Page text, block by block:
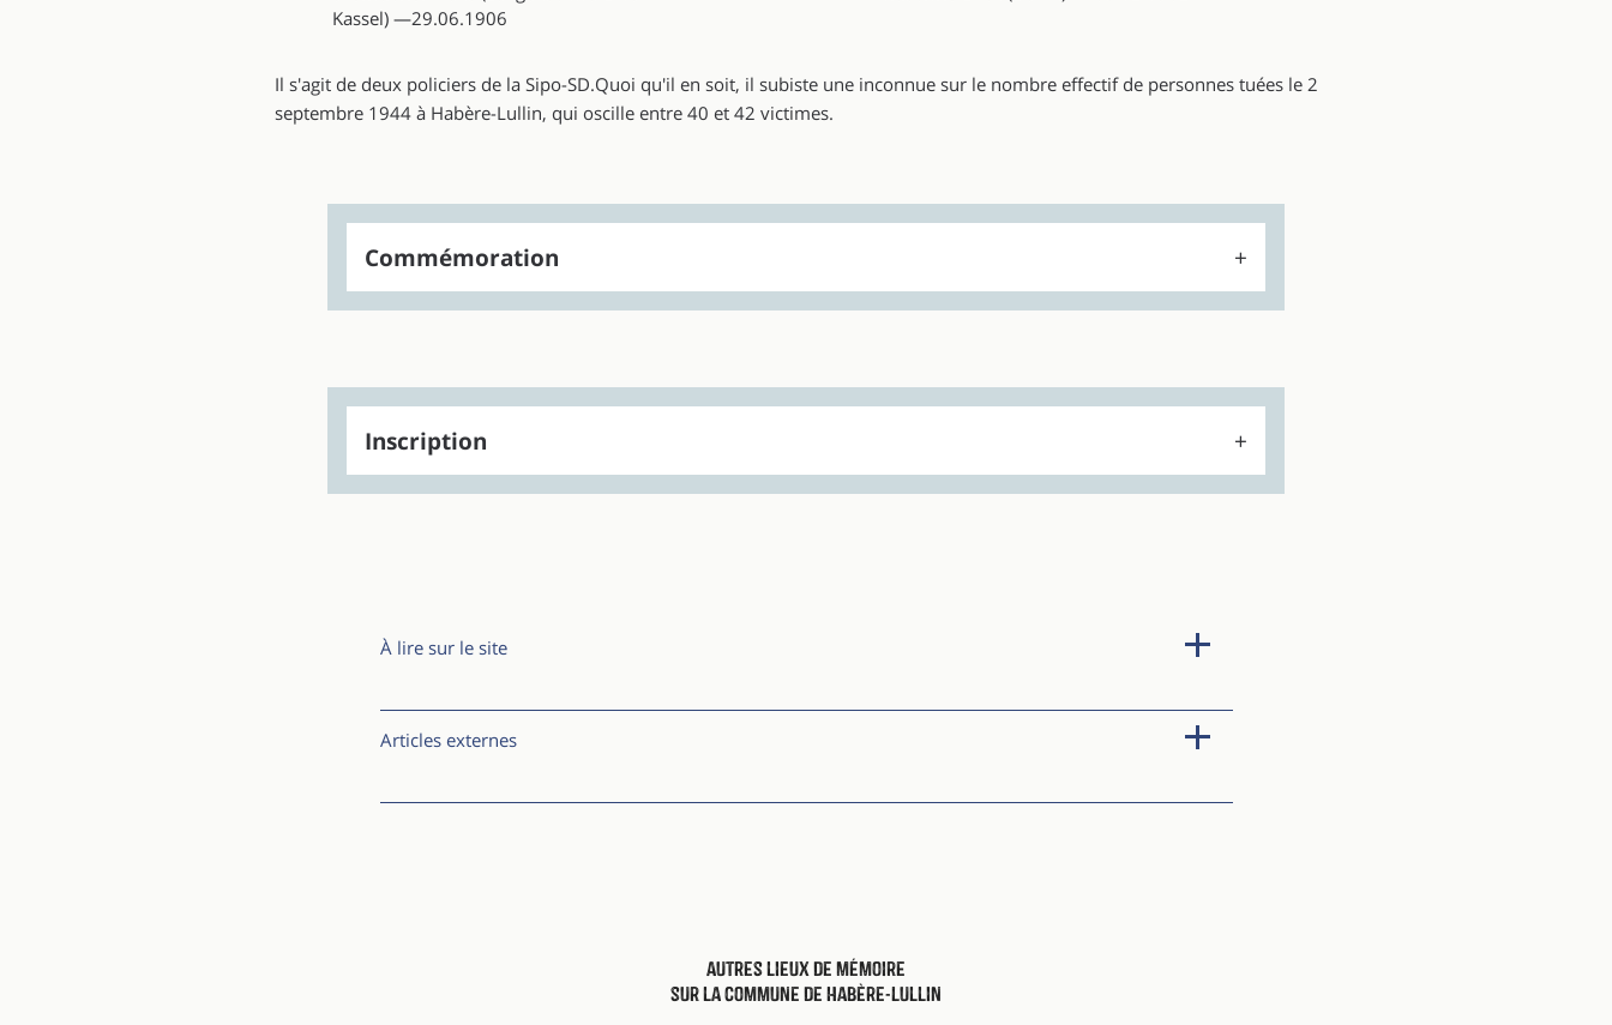
Kassel) —29.06.1906
Il s'agit de deux policiers de la Sipo-SD.Quoi qu'il en soit, il subiste une inconnue sur le nombre effectif de personnes tuées le 2
septembre 1944 à Habère-Lullin, qui oscille entre 40 et 42 victimes.
Commémoration
Inscription
À lire sur le site
Articles externes
Autres lieux de mémoire
sur la commune de Habère-Lullin